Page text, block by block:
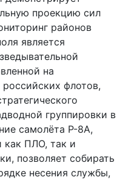
проекцию сил
районов
является
на
флотов,
группировки в
самолёта P-8A,
как ПЛО, так и
позволяет собирать
несения службы,